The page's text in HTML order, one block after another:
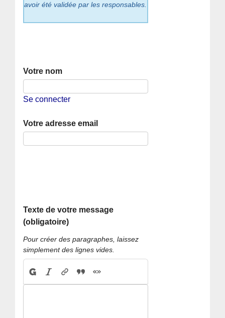
avoir été validée par les responsables.
Votre nom
Se connecter
Votre adresse email
Texte de votre message
(obligatoire)
Pour créer des paragraphes, laissez
simplement des lignes vides.